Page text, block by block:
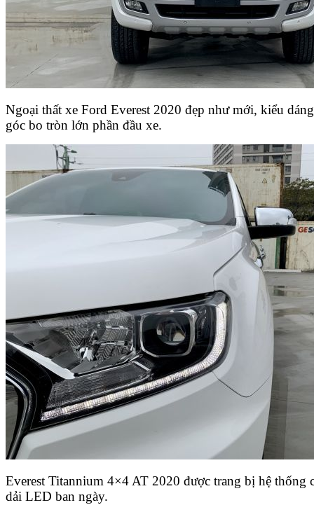
Ngoại thất xe Ford Everest 2020 đẹp như mới, kiểu
góc bo tròn lớn phần đầu xe.
Everest Titannium 4×4 AT 2020 được trang bị hệ thống
dải LED ban ngày.